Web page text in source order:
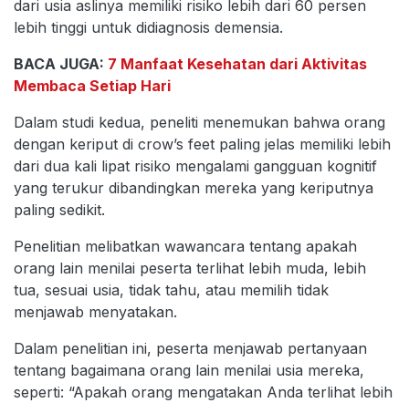
dari usia aslinya memiliki risiko lebih dari 60 persen
lebih tinggi untuk didiagnosis demensia.
BACA JUGA: 7 Manfaat Kesehatan dari Aktivitas
Membaca Setiap Hari
Dalam studi kedua, peneliti menemukan bahwa orang
dengan keriput di crow’s feet paling jelas memiliki lebih
dari dua kali lipat risiko mengalami gangguan kognitif
yang terukur dibandingkan mereka yang keriputnya
paling sedikit.
Penelitian melibatkan wawancara tentang apakah
orang lain menilai peserta terlihat lebih muda, lebih
tua, sesuai usia, tidak tahu, atau memilih tidak
menjawab menyatakan.
Dalam penelitian ini, peserta menjawab pertanyaan
tentang bagaimana orang lain menilai usia mereka,
seperti: “Apakah orang mengatakan Anda terlihat lebih